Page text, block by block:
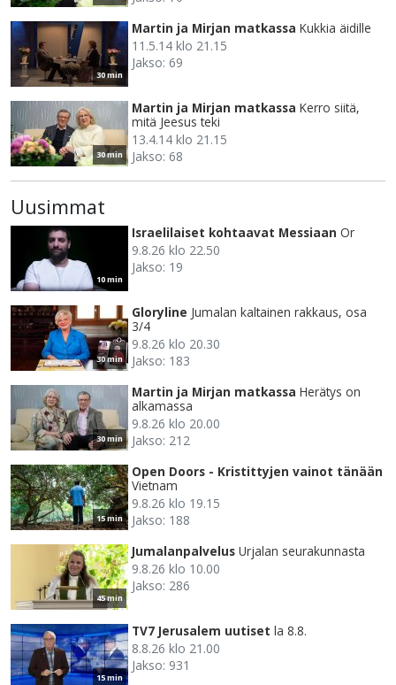
30 min
Martin ja Mirjan matkassa Kukkia äidille
11.5.14 klo 21.15
Jakso: 69
30 min
Martin ja Mirjan matkassa Kerro siitä,
mitä Jeesus teki
13.4.14 klo 21.15
Jakso: 68
Uusimmat
10 min
Israelilaiset kohtaavat Messiaan Or
9.8.26 klo 22.50
Jakso: 19
30 min
Gloryline Jumalan kaltainen rakkaus, osa
3/4
9.8.26 klo 20.30
Jakso: 183
30 min
Martin ja Mirjan matkassa Herätys on
alkamassa
9.8.26 klo 20.00
Jakso: 212
15 min
Open Doors - Kristittyjen vainot tänään
Vietnam
9.8.26 klo 19.15
Jakso: 188
45 min
Jumalanpalvelus Urjalan seurakunnasta
9.8.26 klo 10.00
Jakso: 286
15 min
TV7 Jerusalem uutiset la 8.8.
8.8.26 klo 21.00
Jakso: 931